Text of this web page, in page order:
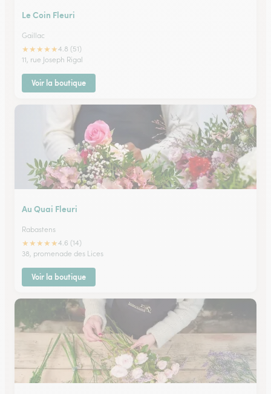
Le Coin Fleuri
Gaillac
★★★★★4.8 (51)
11, rue Joseph Rigal
Voir la boutique
Au Quai Fleuri
Rabastens
★★★★★4.6 (14)
38, promenade des Lices
Voir la boutique